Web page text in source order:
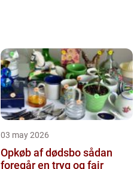
03 may 2026
Opkøb af dødsbo sådan
foregår en tryg og fair